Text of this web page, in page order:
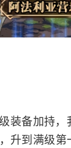
装备加持
升到满级